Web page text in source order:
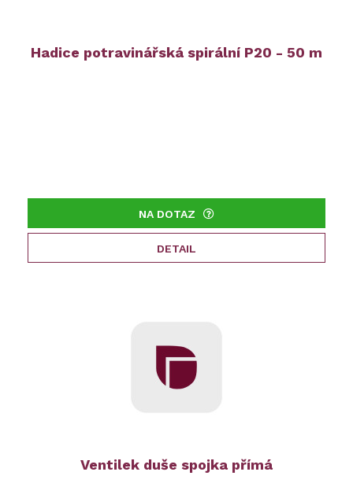
Hadice potravinářská spirální P20 - 50 m
NA DOTAZ
DETAIL
Ventilek duše spojka přímá